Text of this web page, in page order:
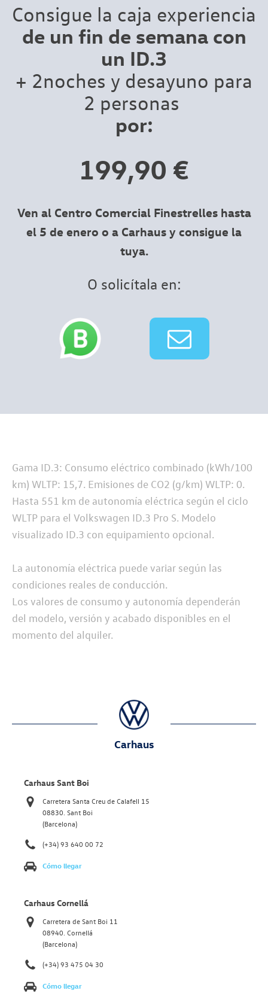
Consigue la caja experiencia
de un fin de semana con
un ID.3
+ 2noches y desayuno para
2 personas
por:
199,90 €
Ven al Centro Comercial Finestrelles hasta
el 5 de enero o a Carhaus y consigue la
tuya.
O solicítala en:
Gama ID.3: Consumo eléctrico combinado (kWh/100
km) WLTP: 15,7. Emisiones de CO2 (g/km) WLTP: 0.
Hasta 551 km de autonomía eléctrica según el ciclo
WLTP para el Volkswagen ID.3 Pro S. Modelo
visualizado ID.3 con equipamiento opcional.
La autonomía eléctrica puede variar según las
condiciones reales de conducción.
Los valores de consumo y autonomía dependerán
del modelo, versión y acabado disponibles en el
momento del alquiler.
Carhaus
Carhaus Sant Boi
Carretera Santa Creu de Calafell 15
08830. Sant Boi
(Barcelona)
(+34) 93 640 00 72
Cómo llegar
Carhaus Cornellá
Carretera de Sant Boi 11
08940. Cornellá
(Barcelona)
(+34) 93 475 04 30
Cómo llegar